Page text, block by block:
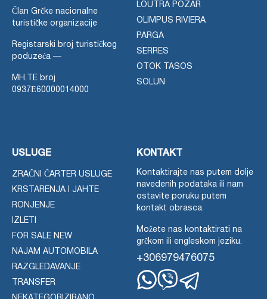
Član Grčke nacionalne
turističke organizacije
Registarski broj turističkog
poduzeća —
MH.TE broj
0937Ε60000014000
LOUTRA POZAR
OLIMPUS RIVIERA
PARGA
SERRES
OTOK TASOS
SOLUN
USLUGE
ZRAČNI ČARTER USLUGE
KRSTARENJA I JAHTE
RONJENJE
IZLETI
FOR SALE NEW
NAJAM AUTOMOBILA
RAZGLEDAVANJE
TRANSFER
KONTAKT
Kontaktirajte nas putem dolje
navedenih podataka ili nam
ostavite poruku putem
kontakt obrasca.
Možete nas kontaktirati na
grčkom ili engleskom jeziku.
+306979476075